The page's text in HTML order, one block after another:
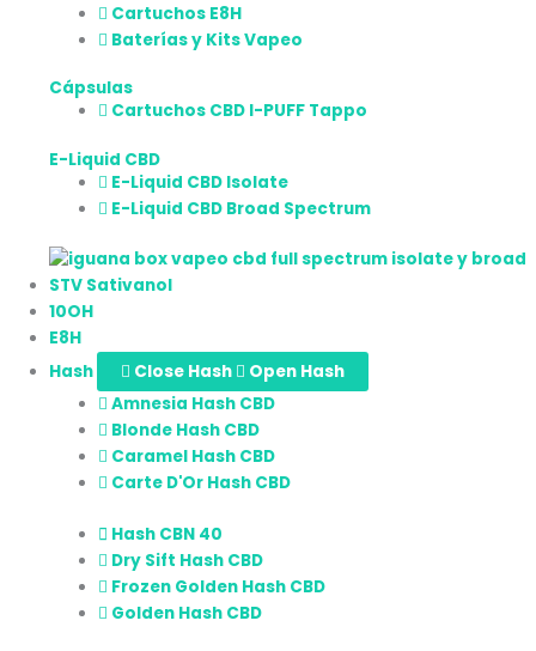
Cartuchos E8H
Baterías y Kits Vapeo
Cápsulas
Cartuchos CBD I-PUFF Tappo
E-Liquid CBD
E-Liquid CBD Isolate
E-Liquid CBD Broad Spectrum
STV Sativanol
10OH
E8H
Hash
Close Hash
Open Hash
Amnesia Hash CBD
Blonde Hash CBD
Caramel Hash CBD
Carte D'Or Hash CBD
Hash CBN 40
Dry Sift Hash CBD
Frozen Golden Hash CBD
Golden Hash CBD